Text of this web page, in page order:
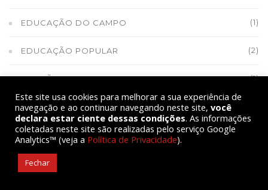
EDUCAÇÃO DO CAMPO (1)
EDUCAÇÃO POPULAR (2)
ELEIÇÕES (1)
ELEIÇÕES 2022
ELEIÇÕES 2024
ELIZABETH TEIXEIRA ASSINOU A BANDEIRA DO MPA
Este site usa cookies para melhorar a sua experiência de
navegação e ao continuar navegando neste site, você
declara estar ciente dessas condições. As informações
coletadas neste site são realizadas pelo serviço Google
Analytics™ (veja a Política de Privacidade).
Fechar